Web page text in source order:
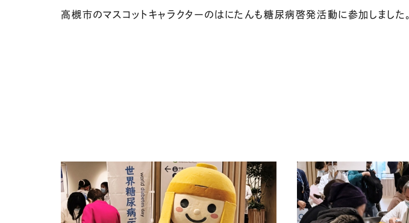
高槻市のマスコットキャラクターのはにたんも糖尿病啓発活動に参加しました。